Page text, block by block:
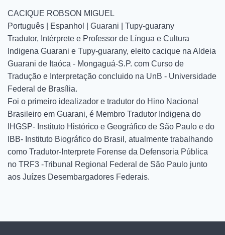
CACIQUE ROBSON MIGUEL
Português | Espanhol | Guarani | Tupy-guarany
Tradutor, Intérprete e Professor de Língua e Cultura
Indigena Guarani e Tupy-guarany, eleito cacique na Aldeia
Guarani de Itaóca - Mongaguá-S.P. com Curso de
Tradução e Interpretação concluido na UnB - Universidade
Federal de Brasília.
Foi o primeiro idealizador e tradutor do Hino Nacional
Brasileiro em Guarani, é Membro Tradutor Indigena do
IHGSP- Instituto Histórico e Geográfico de São Paulo e do
IBB- Instituto Biográfico do Brasil, atualmente trabalhando
como Tradutor-Interprete Forense da Defensoria Pública
no TRF3 -Tribunal Regional Federal de São Paulo junto
aos Juízes Desembargadores Federais.